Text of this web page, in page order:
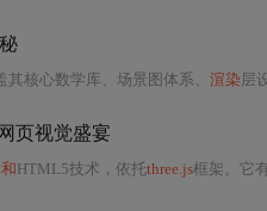
其核心数学库、场景图体系、 渲染 层
网页视觉盛宴
HTML5技术，依托three.js框架。它